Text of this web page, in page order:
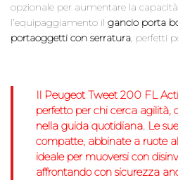
opzionale per aumentare la
l’equipaggiamento il gancio porta
portaoggetti con serratura, perfetti
Il Peugeot Tweet 200 FL
perfetto per chi cerca agilità,
nella guida quotidiana. Le
compatte, abbinate a ruote
ideale per muoversi con
affrontando con sicurezza